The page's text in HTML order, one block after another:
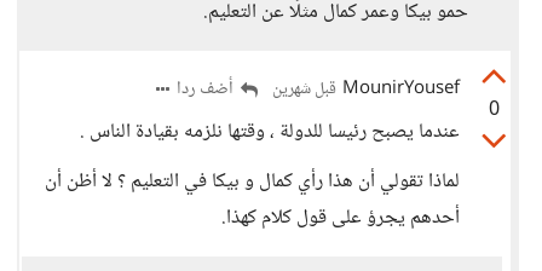
حمو بيكا وعمر كمال مثلًا عن التعليم.
0
MounirYousef قبل شهرين أضف ردا
عندما يصبح رئيسا للدولة ، وقتها نلزمه بقيادة الناس .
لماذا تقولي أن هذا رأي كمال و بيكا في التعليم ؟ لا أظن أن
أحدهم يجرؤ على قول كلام كهذا.